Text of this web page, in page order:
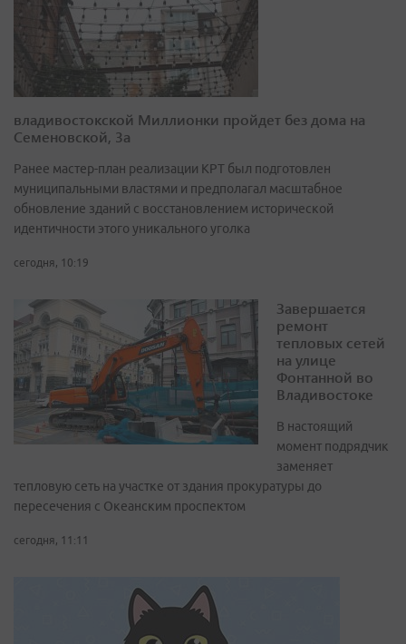
владивостокской Миллионки пройдет без дома на
Семеновской, 3а
Ранее мастер-план реализации КРТ был подготовлен
муниципальными властями и предполагал масштабное
обновление зданий с восстановлением исторической
идентичности этого уникального уголка
сегодня, 10:19
Завершается
ремонт
тепловых сетей
на улице
Фонтанной во
Владивостоке
В настоящий
момент подрядчик
заменяет
тепловую сеть на участке от здания прокуратуры до
пересечения с Океанским проспектом
сегодня, 11:11